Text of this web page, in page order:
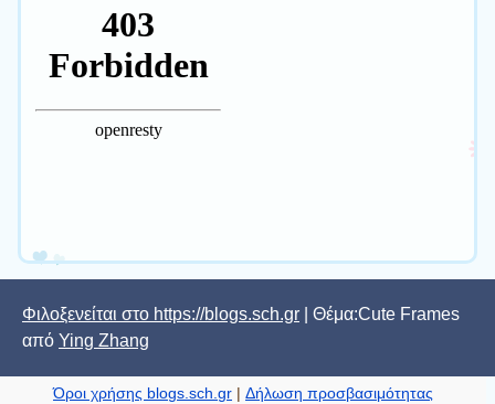
Φιλοξενείται στο https://blogs.sch.gr | Θέμα:Cute Frames
από Ying Zhang
Όροι χρήσης blogs.sch.gr |Δήλωση προσβασιμότητας